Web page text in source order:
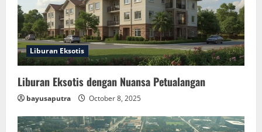
Liburan Eksotis
Liburan Eksotis dengan Nuansa Petualangan
bayusaputra October 8, 2025